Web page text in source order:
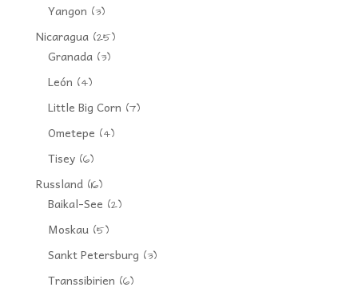
Yangon (3)
Nicaragua(25)
Granada(3)
León (4)
Little Big Corn (7)
Ometepe (4)
Tisey(6)
Russland(16)
Baikal-See (2)
Moskau(5)
Sankt Petersburg (3)
Transsibirien (6)